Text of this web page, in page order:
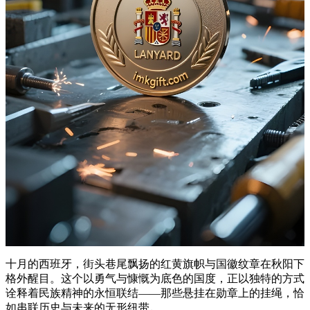
十月的西班牙，街头巷尾飘扬的红黄旗帜与国徽纹章在秋阳下
格外醒目。这个以勇气与慷慨为底色的国度，正以独特的方式
诠释着民族精神的永恒联结——那些悬挂在勋章上的挂绳，恰
如串联历史与未来的无形纽带。